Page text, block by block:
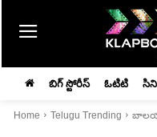
బిగ్ స్టోరీస్ ఓటిటి
Home Telugu Trending